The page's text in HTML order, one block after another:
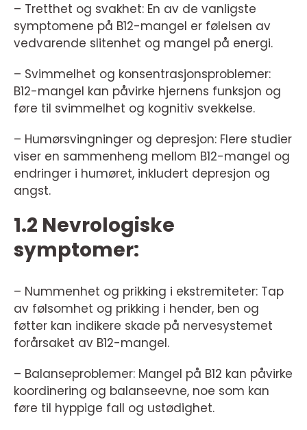
– Tretthet og svakhet: En av de vanligste
symptomene på B12-mangel er følelsen av
vedvarende slitenhet og mangel på energi.
– Svimmelhet og konsentrasjonsproblemer:
B12-mangel kan påvirke hjernens funksjon og
føre til svimmelhet og kognitiv svekkelse.
– Humørsvingninger og depresjon: Flere studier
viser en sammenheng mellom B12-mangel og
endringer i humøret, inkludert depresjon og
angst.
1.2 Nevrologiske
symptomer:
– Nummenhet og prikking i ekstremiteter: Tap
av følsomhet og prikking i hender, ben og
føtter kan indikere skade på nervesystemet
forårsaket av B12-mangel.
– Balanseproblemer: Mangel på B12 kan påvirke
koordinering og balanseevne, noe som kan
føre til hyppige fall og ustødighet.